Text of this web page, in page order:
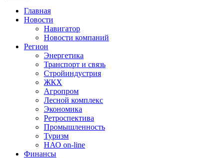
Главная
Новости
Навигатор
Новости компаний
Регион
Энергетика
Транспорт и связь
Стройиндустрия
ЖКХ
Агропром
Лесной комплекс
Экономика
Ретроспектива
Промышленность
Туризм
НАО on-line
Финансы